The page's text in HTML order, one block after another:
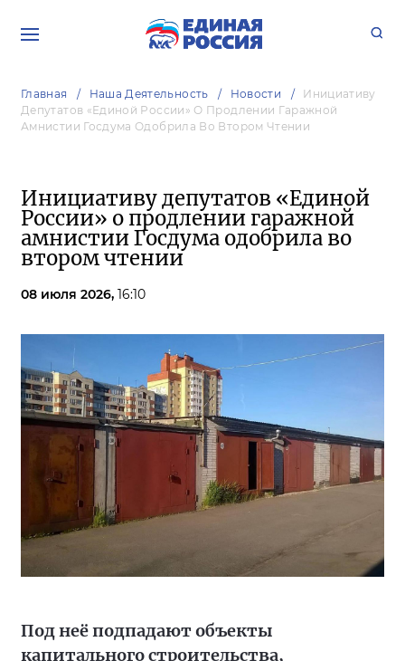
Главная Наша Деятельность Новости
Инициативу
Депутатов «Единой России» О Продлении Гаражной
Амнистии Госдума Одобрила Во Втором Чтении
Инициативу депутатов «Единой
России» о продлении гаражной
амнистии Госдума одобрила во
втором чтении
08 июля 2026, 16:10
Под неё подпадают объекты
капитального строительства,